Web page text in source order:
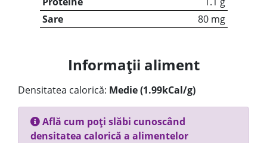
Sare
80 mg
Informații aliment
Densitatea calorică: Medie (1.99kCal/g)
Află cum poți slăbi cunoscând
densitatea calorică a alimentelor